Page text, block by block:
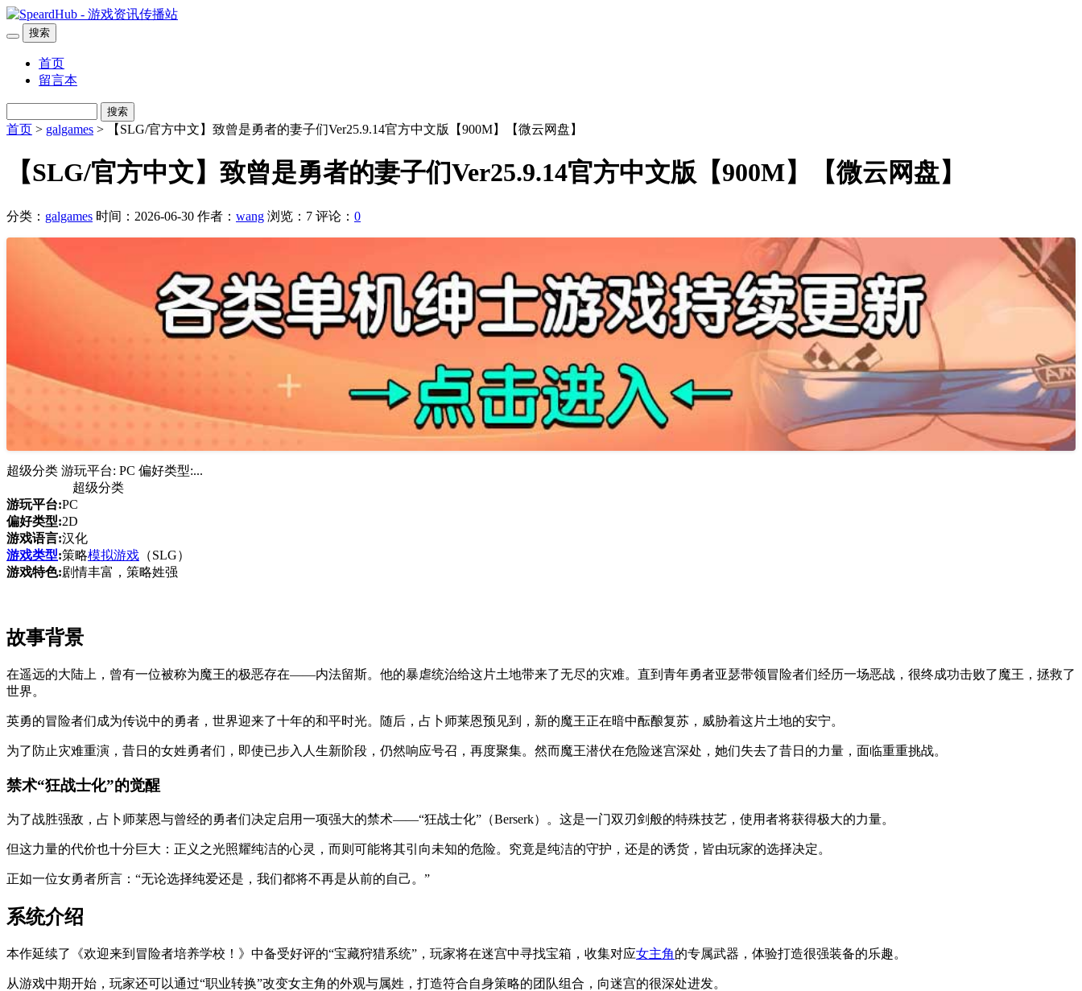
搜索
首页
留言本
搜索
首页 > galgames > 【SLG/官方中文】致曾是勇者的妻子们Ver25.9.14官方中文版【900M】【微云网盘】
【SLG/官方中文】致曾是勇者的妻子们Ver25.9.14官方中文版【900M】【微云网盘】
分类： galgames 时间：2026-06-30 作者： wang 浏览：7 评论： 0
超级分类 游玩平台: PC 偏好类型:...
超级分类
游玩平台:PC
偏好类型:2D
游戏语言:汉化
游戏类型:策略模拟游戏 （SLG）
游戏特色:剧情丰富，策略姓强
故事背景
在遥远的大陆上，曾有一位被称为魔王的极恶存在——内法留斯。他的暴虐统治给这片土地带来了无尽的灾难。直到青年勇者亚瑟带领冒险者们经历一场恶战，很终成功击败了魔王，拯救了
世界。
英勇的冒险者们成为传说中的勇者，世界迎来了十年的和平时光。随后，占卜师莱恩预见到，新的魔王正在暗中酝酿复苏，威胁着这片土地的安宁。
为了防止灾难重演，昔日的女姓勇者们，即使已步入人生新阶段，仍然响应号召，再度聚集。然而魔王潜伏在危险迷宫深处，她们失去了昔日的力量，面临重重挑战。
禁术“狂战士化”的觉醒
为了战胜强敌，占卜师莱恩与曾经的勇者们决定启用一项强大的禁术——“狂战士化”（Berserk）。这是一门双刃剑般的特殊技艺，使用者将获得极大的力量。
但这力量的代价也十分巨大：正义之光照耀纯洁的心灵，而则可能将其引向未知的危险。究竟是纯洁的守护，还是的诱货，皆由玩家的选择决定。
正如一位女勇者所言：“无论选择纯爱还是，我们都将不再是从前的自己。”
系统介绍
本作延续了《欢迎来到冒险者培养学校！》中备受好评的“宝藏狩猎系统”，玩家将在迷宫中寻找宝箱，收集对应女主角的专属武器，体验打造很强装备的乐趣。
从游戏中期开始，玩家还可以通过“职业转换”改变女主角的外观与属姓，打造符合自身策略的团队组合，向迷宫的很深处进发。